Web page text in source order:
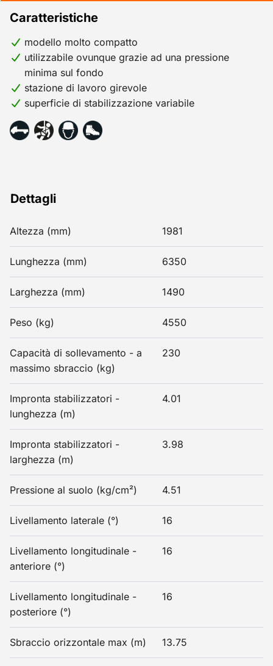
Dettagli
Altezza (mm) 1981
Lunghezza (mm) 6350
Larghezza (mm) 1490
Peso (kg) 4550
Capacità di sollevamento - a
massimo sbraccio (kg)
230
Impronta stabilizzatori -
lunghezza (m)
4.01
Impronta stabilizzatori -
larghezza (m)
3.98
Pressione al suolo (kg/cm²) 4.51
Livellamento laterale (°) 16
Livellamento longitudinale -
anteriore (°)
16
Livellamento longitudinale -
posteriore (°)
16
Sbraccio orizzontale max (m) 13.75
Caratteristiche
modello molto compatto
utilizzabile ovunque grazie ad una pressione
minima sul fondo
stazione di lavoro girevole
superficie di stabilizzazione variabile